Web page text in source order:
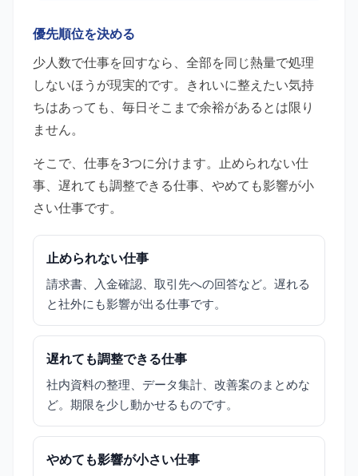
優先順位を決める
少人数で仕事を回すなら、全部を同じ熱量で処理
しないほうが現実的です。きれいに整えたい気持
ちはあっても、毎日そこまで余裕があるとは限り
ません。
そこで、仕事を3つに分けます。止められない仕
事、遅れても調整できる仕事、やめても影響が小
さい仕事です。
止められない仕事
請求書、入金確認、取引先への回答など。遅れる
と社外にも影響が出る仕事です。
遅れても調整できる仕事
社内資料の整理、データ集計、改善案のまとめな
ど。期限を少し動かせるものです。
やめても影響が小さい仕事